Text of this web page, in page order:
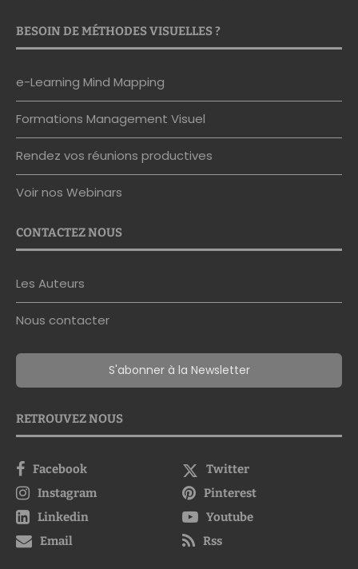
BESOIN DE MÉTHODES VISUELLES ?
e-Learning Mind Mapping
Formations Management Visuel
Rendez vos réunions productives
Voir nos Webinars
CONTACTEZ NOUS
Les Auteurs
Nous contacter
S'abonner à la Newsletter
RETROUVEZ NOUS
Facebook
Twitter
Instagram
Pinterest
Linkedin
Youtube
Email
Rss